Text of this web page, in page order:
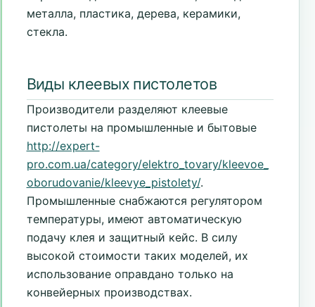
металла, пластика, дерева, керамики,
стекла.
Виды клеевых пистолетов
Производители разделяют клеевые
пистолеты на промышленные и бытовые
http://expert-
pro.com.ua/category/elektro_tovary/kleevoe_
oborudovanie/kleevye_pistolety/.
Промышленные снабжаются регулятором
температуры, имеют автоматическую
подачу клея и защитный кейс. В силу
высокой стоимости таких моделей, их
использование оправдано только на
конвейерных производствах.